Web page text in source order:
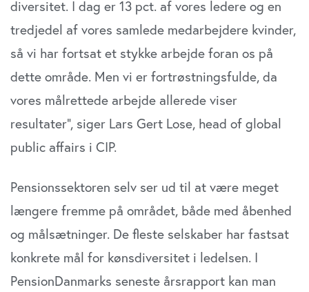
diversitet. I dag er 13 pct. af vores ledere og en
tredjedel af vores samlede medarbejdere kvinder,
så vi har fortsat et stykke arbejde foran os på
dette område. Men vi er fortrøstningsfulde, da
vores målrettede arbejde allerede viser
resultater”, siger Lars Gert Lose, head of global
public affairs i CIP.
Pensionssektoren selv ser ud til at være meget
længere fremme på området, både med åbenhed
og målsætninger. De fleste selskaber har fastsat
konkrete mål for kønsdiversitet i ledelsen. I
PensionDanmarks seneste årsrapport kan man